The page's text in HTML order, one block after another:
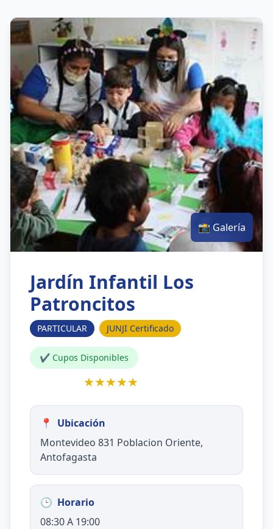
📸 Galería
Jardín Infantil Los
Patroncitos
PARTICULAR JUNJI Certificado
✔ Cupos Disponibles
★★★★★
📍
Ubicación
Montevideo 831 Poblacion Oriente,
Antofagasta
🕒 Horario
08:30 A 19:00